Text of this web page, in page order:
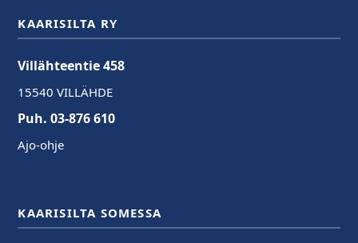
KAARISILTA RY
Villähteentie 458
15540 VILLÄHDE
Puh. 03-876 610
Ajo-ohje
KAARISILTA SOMESSA